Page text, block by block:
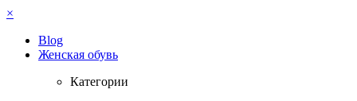
×
Blog
Женская обувь
Категории